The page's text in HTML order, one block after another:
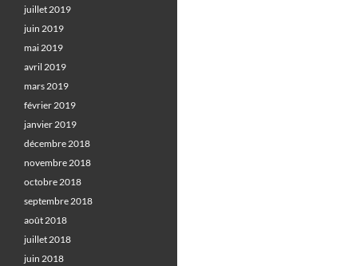
juillet 2019
juin 2019
mai 2019
avril 2019
mars 2019
février 2019
janvier 2019
décembre 2018
novembre 2018
octobre 2018
septembre 2018
août 2018
juillet 2018
juin 2018